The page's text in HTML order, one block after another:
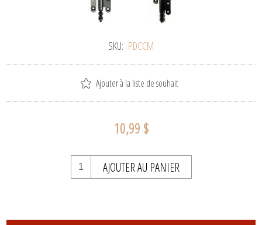
SKU: PDCCM
Ajouter à la liste de souhait
10,99 $
AJOUTER AU PANIER